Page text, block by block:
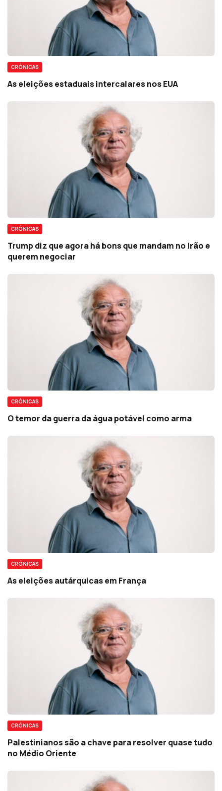
CRÓNICAS
As eleições estaduais intercalares nos EUA
CRÓNICAS
Trump diz que agora há bons que mandam no Irão e
querem negociar
CRÓNICAS
O temor da guerra da água potável como arma
CRÓNICAS
As eleições autárquicas em França
CRÓNICAS
Palestinianos são a chave para resolver quase tudo
no Médio Oriente